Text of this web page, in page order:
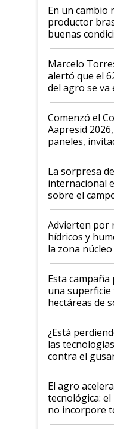
En un cambio
productor
buenas
argentino
más motivados"
Marcelo
alertó que el
del agro se va
"No es bueno
Argentina se
las mismas
años"
Comenzó el
Aapresid
paneles,
todas las
La sorpresa
internacional
sobre el
"Estoy muy
Advierten por
hídricos y
la zona núcleo
Esta
una superficie
hectáreas de
con una
variedades
salto
rendimiento
¿Está
las
contra el
desafío de
El agro
tecnológica:
no incorpore
perder el tren"